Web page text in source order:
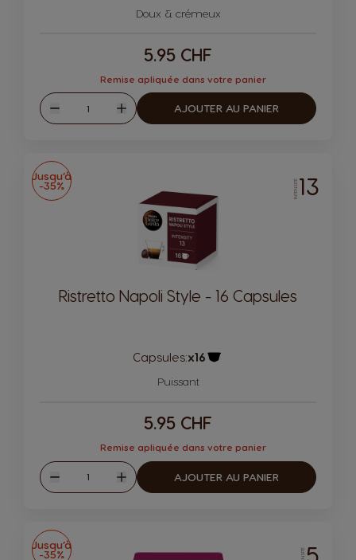
Doux & crémeux
5.95 CHF
Remise apliquée dans votre panier
Diminuer
Quantité
Augmenter
AJOUTER AU PANIER
Jusqu’à
-35% INTENSITÉ13
Ristretto Napoli Style - 16 Capsules
Capsules:x16
Puissant
5.95 CHF
Remise apliquée dans votre panier
Diminuer
Quantité
Augmenter
AJOUTER AU PANIER
Jusqu’à
-35% 5